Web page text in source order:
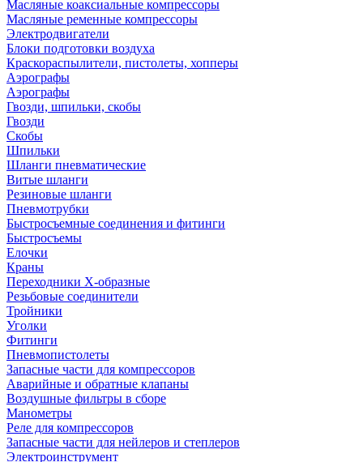
Масляные коаксиальные компрессоры
Масляные ременные компрессоры
Электродвигатели
Блоки подготовки воздуха
Краскораспылители, пистолеты, хопперы
Аэрографы
Аэрографы
Гвозди, шпильки, скобы
Гвозди
Скобы
Шпильки
Шланги пневматические
Витые шланги
Резиновые шланги
Пневмотрубки
Быстросъемные соединения и фитинги
Быстросъемы
Елочки
Краны
Переходники Х-образные
Резьбовые соединители
Тройники
Уголки
Фитинги
Пневмопистолеты
Запасные части для компрессоров
Аварийные и обратные клапаны
Воздушные фильтры в сборе
Манометры
Реле для компрессоров
Запасные части для нейлеров и степлеров
Электроинструмент